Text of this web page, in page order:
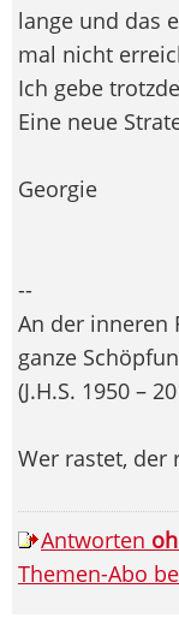
lange und das
mal nicht
Ich gebe
Eine neue
Georgie
--
An der inneren
ganze
(J.H.S. 1950 –
Wer rastet, der
Antworten
Themen-Abo